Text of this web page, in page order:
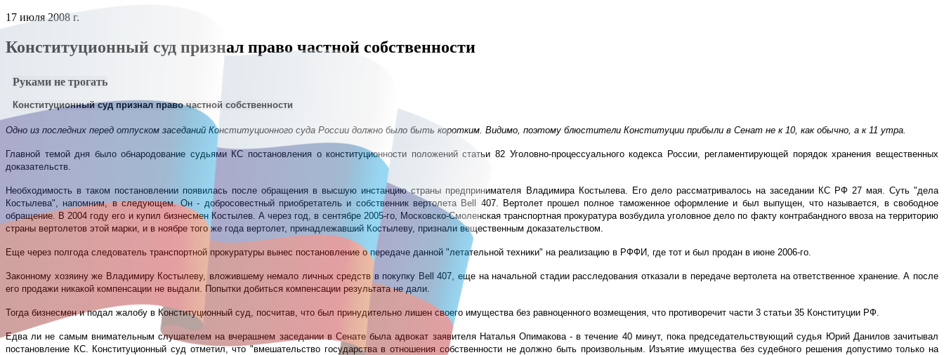
17 июля 2008 г.
Конституционный суд признал право частной собственности
Руками не трогать
Конституционный суд признал право частной собственности
Одно из последних перед отпуском заседаний Конституционного суда России должно было быть коротким. Видимо, поэтому блюстители Конституции прибыли в Сенат не к 10, как обычно, а к 11 утра.
Главной темой дня было обнародование судьями КС постановления о конституционности положений статьи 82 Уголовно-процессуального кодекса России, регламентирующей порядок хранения вещественных
доказательств.
Необходимость в таком постановлении появилась после обращения в высшую инстанцию страны предпринимателя Владимира Костылева. Его дело рассматривалось на заседании КС РФ 27 мая. Суть "дела
Костылева", напомним, в следующем. Он - добросовестный приобретатель и собственник вертолета Bell 407. Вертолет прошел полное таможенное оформление и был выпущен, что называется, в свободное
обращение. В 2004 году его и купил бизнесмен Костылев. А через год, в сентябре 2005-го, Московско-Смоленская транспортная прокуратура возбудила уголовное дело по факту контрабандного ввоза на территорию
страны вертолетов этой марки, и в ноябре того же года вертолет, принадлежавший Костылеву, признали вещественным доказательством.
Еще через полгода следователь транспортной прокуратуры вынес постановление о передаче данной "летательной техники" на реализацию в РФФИ, где тот и был продан в июне 2006-го.
Законному хозяину же Владимиру Костылеву, вложившему немало личных средств в покупку Bell 407, еще на начальной стадии расследования отказали в передаче вертолета на ответственное хранение. А после
его продажи никакой компенсации не выдали. Попытки добиться компенсации результата не дали.
Тогда бизнесмен и подал жалобу в Конституционный суд, посчитав, что был принудительно лишен своего имущества без равноценного возмещения, что противоречит части 3 статьи 35 Конституции РФ.
Едва ли не самым внимательным слушателем на вчерашнем заседании в Сенате была адвокат заявителя Наталья Опимакова - в течение 40 минут, пока председательствующий судья Юрий Данилов зачитывал
постановление КС. Конституционный суд отметил, что "вмешательство государства в отношения собственности не должно быть произвольным. Изъятие имущества без судебного решения допустимо только на